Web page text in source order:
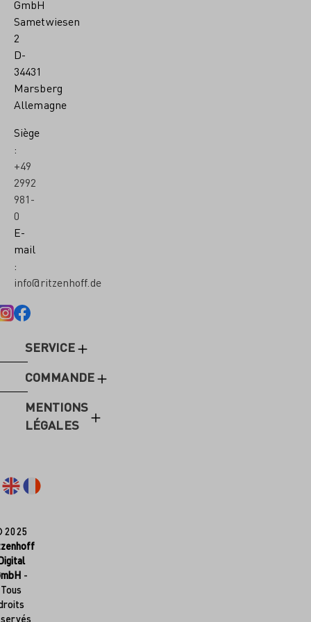
GmbH
Sametwiesen
2
D-
34431
Marsberg
Allemagne
Siège
:
+49
2992
981-
0
E-
mail
:
info@ritzenhoff.de
SERVICE
COMMANDE
MENTIONS
LÉGALES
2025
-
Tous